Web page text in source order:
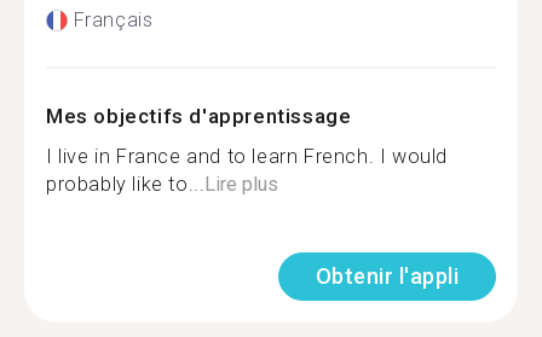
Français
Mes objectifs d'apprentissage
I live in France and to learn French. I would
probably like to...Lire plus
Obtenir l'appli